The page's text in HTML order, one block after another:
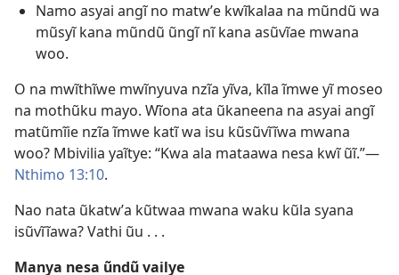
Namo asyai angĩ no matwʼe kwĩkalaa na mũndũ wa
mũsyĩ kana mũndũ ũngĩ nĩ kana asũvĩae mwana
woo.
O na mwĩthĩwe mwĩnyuva nzĩa yĩva, kĩla ĩmwe yĩ moseo
na mothũku mayo. Wĩona ata ũkaneena na asyai angĩ
matũmĩie nzĩa ĩmwe katĩ wa isu kũsũvĩĩwa mwana
woo? Mbivilia yaĩtye: “Kwa ala mataawa nesa kwĩ ũĩ.”—
Nthimo 13:10.
Nao nata ũkatwʼa kũtwaa mwana waku kũla syana
isũvĩĩawa? Vathi ũu . . .
Manya nesa ũndũ vailye